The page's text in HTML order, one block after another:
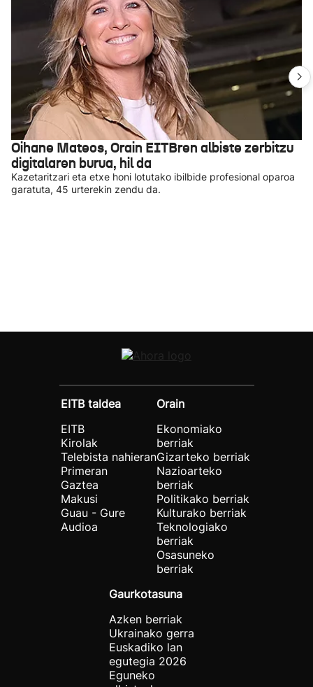
Oihane Mateos, Orain EITBren albiste zerbitzu
digitalaren burua, hil da
Kazetaritzari eta etxe honi lotutako ibilbide profesional oparoa
garatuta, 45 urterekin zendu da.
EITB taldea
EITB
Kirolak
Telebista nahieran
Primeran
Gaztea
Makusi
Guau - Gure
Audioa
Orain
Ekonomiako
berriak
Gizarteko berriak
Nazioarteko
berriak
Politikako berriak
Kulturako berriak
Teknologiako
berriak
Osasuneko
berriak
Gaurkotasuna
Azken berriak
Ukrainako gerra
Euskadiko lan
egutegia 2026
Eguneko